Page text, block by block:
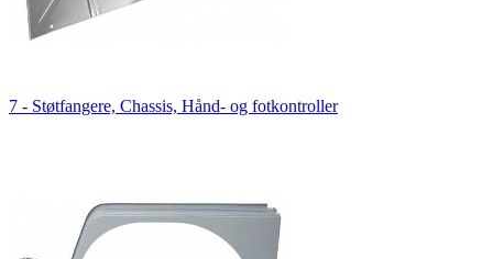
7 - Støtfangere, Chassis, Hånd- og fotkontroller